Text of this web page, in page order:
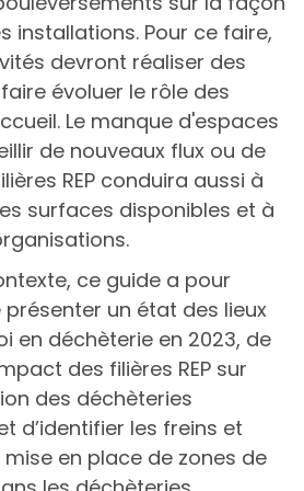
installations. Pour ce faire,
devront réaliser des
évoluer le rôle des
Le manque d'espaces
de nouveaux flux ou de
REP conduira aussi à
surfaces disponibles et à
ce guide a pour
un état des lieux
en déchèterie en 2023, de
des filières REP sur
des déchèteries
d’identifier les freins et
mise en place de zones de